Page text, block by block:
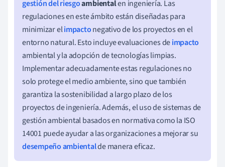
gestión del riesgoambientalen ingeniería. Las
regulaciones en este ámbito están diseñadas para
minimizar elimpactonegativo de los proyectos en el
entorno natural. Esto incluye evaluaciones deimpacto
ambiental y la adopción de tecnologías limpias.
Implementar adecuadamente estas regulaciones no
solo protege el medio ambiente, sino que también
garantiza la sostenibilidad a largo plazo de los
proyectos de ingeniería. Además, el uso de sistemas de
gestión ambiental basados en normativa como la ISO
14001 puede ayudar a las organizaciones a mejorar su
desempeño ambientalde manera eficaz.